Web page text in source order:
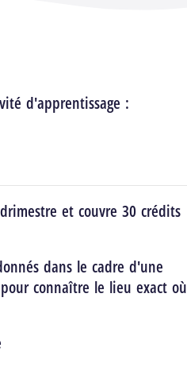
d'apprentissage :
et couvre 30 crédits
dans le cadre d'une
connaître le lieu exact où